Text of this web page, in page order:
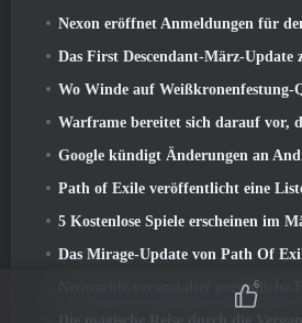
Nexon eröffnet Anmeldungen für den geschlossenen Online-Test
Das First Descendant-März-Update zur Neuausrichtung von
Wo Winde auf Weißkronenfestung-
Warframe bereitet sich darauf vor, die Glückszahl zu feiern
Google kündigt Änderungen an Android an, Anlässlich der
Path of Exile veröffentlicht eine Liste der Korrekturen, an denen
5 Kostenlose Spiele erscheinen im
Das Mirage-Update von Path Of
Netmarble veranstaltet persönliche Feier in L.A. Vor
6